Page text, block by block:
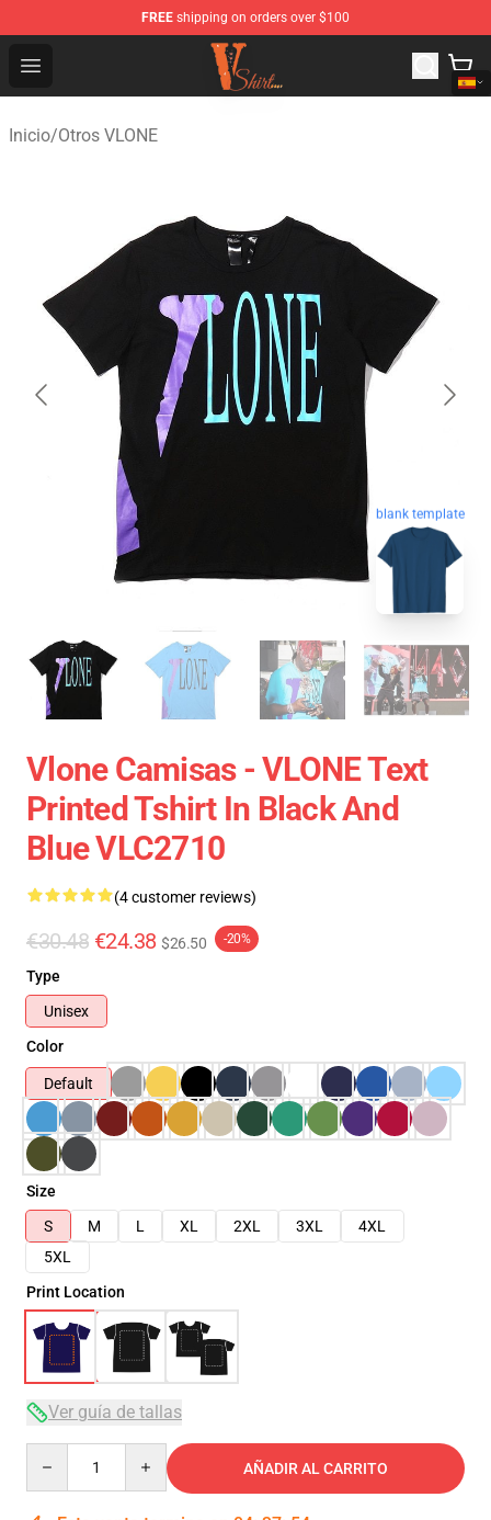
FREE shipping on orders over $100
Open menu
Vlone Shirt Store - Official Vlone Shirt Shop
Inicio/Otros VLONE
blank template
Vlone Camisas - VLONE Text
Printed Tshirt In Black And
Blue VLC2710
(4 customer reviews)
€30.48 €24.38 $26.50 -20%
Type
Unisex
Color
Default
Size
S
M L XL 2XL 3XL
4XL
5XL
Print Location
Ver guía de tallas
AÑADIR AL CARRITO